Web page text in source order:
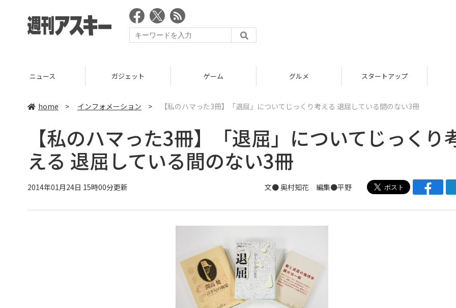
ニュース ガジェット ゲーム グルメ スタートアップ
home > インフォメーション > 【私のハマった3冊】「退屈」についてじっくり考える 退屈している間のない3冊
【私のハマった3冊】「退屈」についてじっくり
える 退屈している間のない3冊
2014年01月24日 15時00分更新 文● 奥村知花 編集●平野